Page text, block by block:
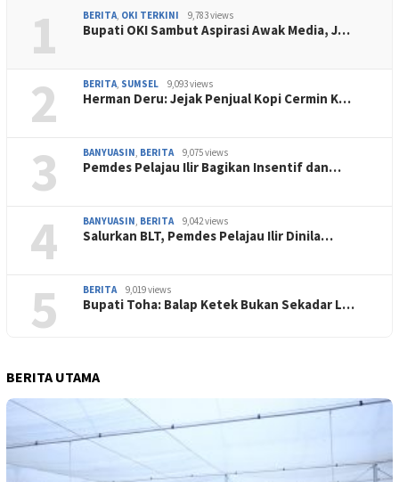
1 BERITA, OKI TERKINI 9,783 views
Bupati OKI Sambut Aspirasi Awak Media, J…
2 BERITA, SUMSEL 9,093 views
Herman Deru: Jejak Penjual Kopi Cermin K…
3 BANYUASIN, BERITA 9,075 views
Pemdes Pelajau Ilir Bagikan Insentif dan…
4 BANYUASIN, BERITA 9,042 views
Salurkan BLT, Pemdes Pelajau Ilir Dinila…
5 BERITA 9,019 views
Bupati Toha: Balap Ketek Bukan Sekadar L…
BERITA UTAMA